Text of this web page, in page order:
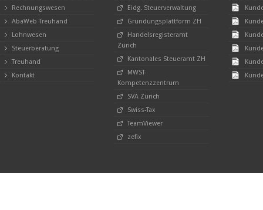
Rechnungswesen
AbaWeb Treuhand
Lohnwesen
Steuerberatung
Treuhand
Kontakt
Eidg. Steuerverwaltung
Gründungsplattform ZH
Handelsregisteramt
Zürich
Kantonales Steueramt ZH
MWST-
Kompetenzzentrum
SVA Zürich
Swiss-Tax
TeamViewer
zefix